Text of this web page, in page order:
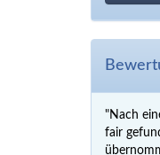
"Nach
fair